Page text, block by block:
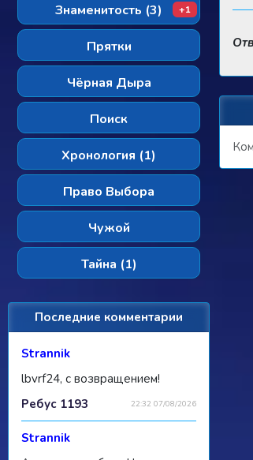
Знаменитость (3) +1
Прятки
Чёрная Дыра
Поиск
Хронология (1)
Право Выбора
Чужой
Тайна (1)
Последние комментарии
Strannik
lbvrf24, с возвращением!
22:32 07/08/2026
Ребус 1193
Strannik